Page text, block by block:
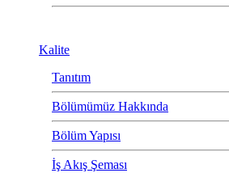
Kalite
Tanıtım
Bölümümüz Hakkında
Bölüm Yapısı
İş Akış Şeması